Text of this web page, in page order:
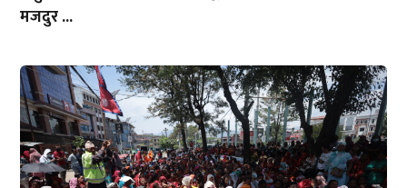
मजदुर ...